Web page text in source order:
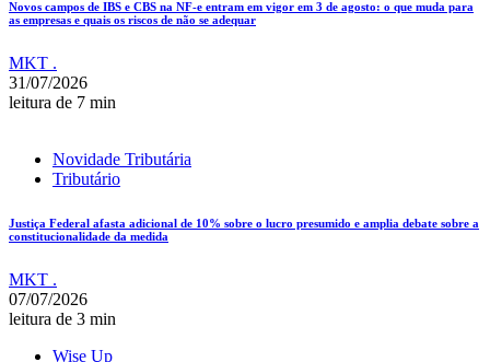
Novos campos de IBS e CBS na NF-e entram em vigor em 3 de agosto: o que muda para
as empresas e quais os riscos de não se adequar
MKT .
31/07/2026
leitura de 7 min
Novidade Tributária
Tributário
Justiça Federal afasta adicional de 10% sobre o lucro presumido e amplia debate sobre a
constitucionalidade da medida
MKT .
07/07/2026
leitura de 3 min
Wise Up